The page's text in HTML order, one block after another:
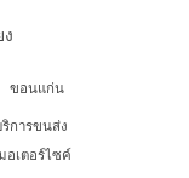
ง
ขอนแก่น
ริการขนส่ง
เตอร์ไซค์